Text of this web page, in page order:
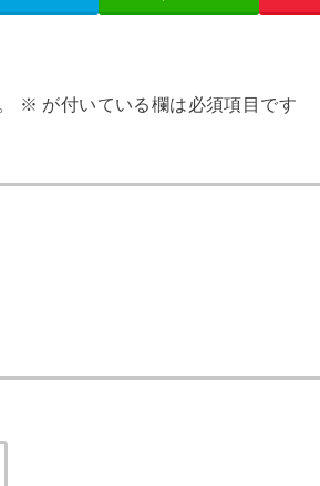
※ が付いている欄は必須項目です